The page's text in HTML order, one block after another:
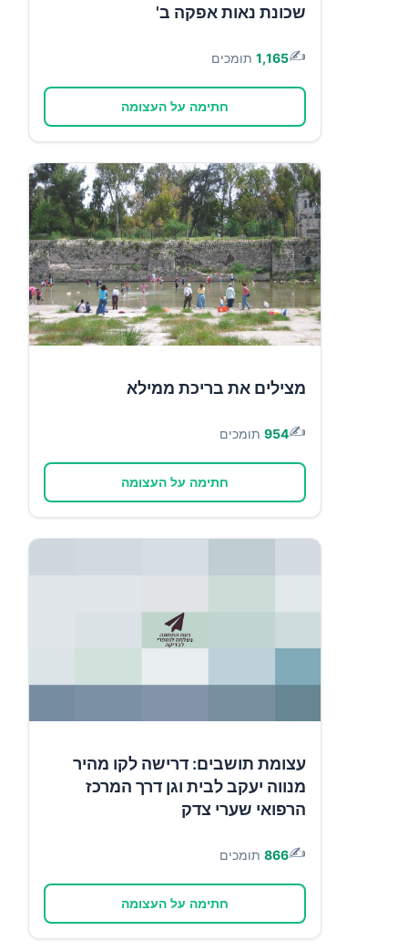
שכונת נאות אפקה ב'
✍️
1,165 תומכים
חתימה על העצומה
מצילים את בריכת ממילא
✍️
954 תומכים
חתימה על העצומה
עצומת תושבים: דרישה לקו מהיר
מנווה יעקב לבית וגן דרך המרכז
הרפואי שערי צדק
✍️
866 תומכים
חתימה על העצומה